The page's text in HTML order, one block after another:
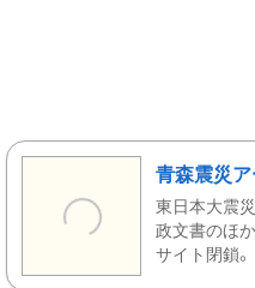
青森震災ア
東日本大震
政文書のほ
サイト閉鎖。